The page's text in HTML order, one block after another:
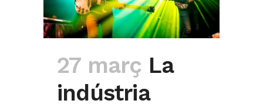
27 març La
indústria